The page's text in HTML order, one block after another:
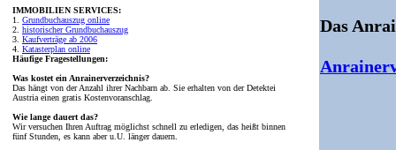
IMMOBILIEN SERVICES:
1. Grundbuchauszug online
2. historischer Grundbuchauszug
3. Kaufverträge ab 2006
4. Katasterplan online
Häufige Fragestellungen:
Was kostet ein Anrainerverzeichnis?
Das hängt von der Anzahl ihrer Nachbarn ab. Sie erhalten von der Detektei
Austria einen gratis Kostenvoranschlag.
Wie lange dauert das?
Wir versuchen Ihren Auftrag möglichst schnell zu erledigen, das heißt binnen
fünf Stunden, es kann aber u.U. länger dauern.
Das